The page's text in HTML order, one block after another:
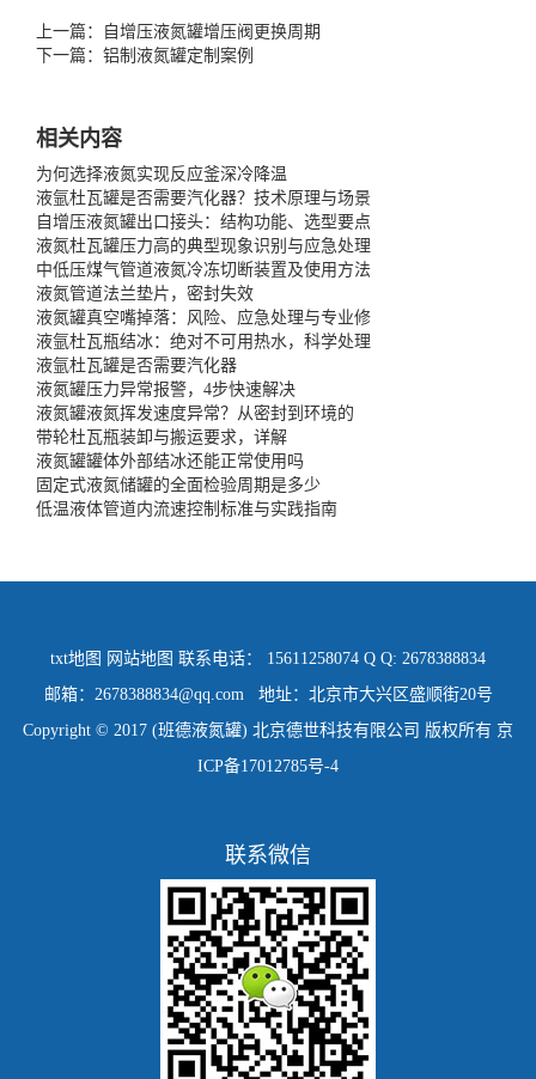
上一篇：自增压液氮罐增压阀更换周期
下一篇：铝制液氮罐定制案例
相关内容
为何选择液氮实现反应釜深冷降温
液氩杜瓦罐是否需要汽化器？技术原理与场景
自增压液氮罐出口接头：结构功能、选型要点
液氮杜瓦罐压力高的典型现象识别与应急处理
中低压煤气管道液氮冷冻切断装置及使用方法
液氮管道法兰垫片，密封失效
液氮罐真空嘴掉落：风险、应急处理与专业修
液氩杜瓦瓶结冰：绝对不可用热水，科学处理
液氩杜瓦罐是否需要汽化器
液氮罐压力异常报警，4步快速解决
液氮罐液氮挥发速度异常？从密封到环境的
带轮杜瓦瓶装卸与搬运要求，详解
液氮罐罐体外部结冰还能正常使用吗
固定式液氮储罐的全面检验周期是多少
低温液体管道内流速控制标准与实践指南
txt地图 网站地图 联系电话： 15611258074 Q Q: 2678388834
邮箱：2678388834@qq.com 地址：北京市大兴区盛顺街20号
Copyright © 2017 (班德液氮罐) 北京德世科技有限公司 版权所有 京
ICP备17012785号-4
联系微信